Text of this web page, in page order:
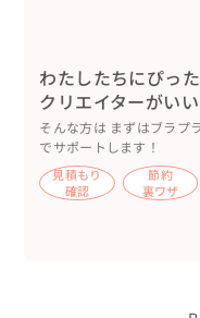
他にも「つながる」
3年後のふたりへ、タ
スト全員にいただきま
自分たちのことを知っ
そして、大切なゲスト
ゲスト同士が思わず
わたしたちにぴっ
クリエイターがいい
そんな方は まずはブラプ
でサポートします！
見積もり
確認
節約
裏ワザ